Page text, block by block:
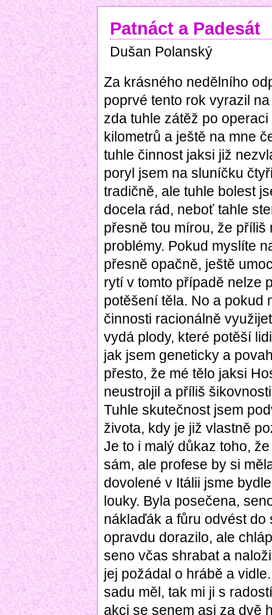
Patnáct a Padesát
Dušan Polanský
Za krásného nedělního
poprvé tento rok vyrazil
zda tuhle zátěž po
kilometrů a ještě na mne
tuhle činnost jaksi již
poryl jsem na sluníčku
tradičně, ale tuhle bolest
docela rád, neboť tahle
přesně tou mírou, že
problémy. Pokud myslíte
přesně opačně, ještě
rytí v tomto případě nelze
potěšení těla. No a pokud
činnosti racionálně
vydá plody, které potěší
jak jsem geneticky a
přesto, že mé tělo jaksi
neustrojil a příliš
Tuhle skutečnost jsem
života, kdy je již vlastně
Je to i malý důkaz toho,
sám, ale profese by si
dovolené v Itálii jsme
louky. Byla posečena,
náklaďák a fůru odvést
opravdu dorazilo, ale
seno včas shrabat a
jej požádal o hrábě a
sadu měl, tak mi ji s
akci se senem asi za dvě